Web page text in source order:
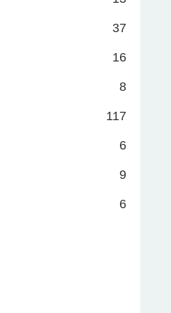
37
16
8
117
6
9
6